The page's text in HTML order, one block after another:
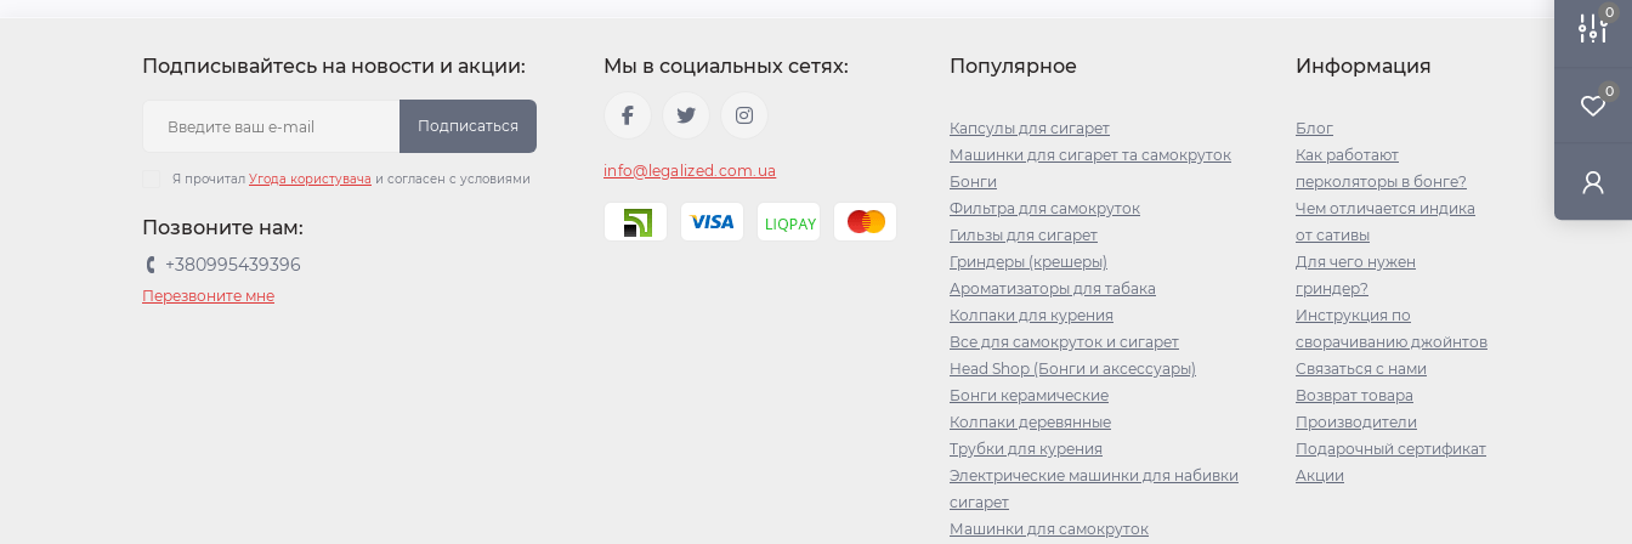
0
0
Подписывайтесь на новости и акции:
Подписаться
Я прочитал Угода користувача и согласен с условиями
Позвоните нам:
+380995439396
Перезвоните мне
Мы в социальных сетях:
info@legalized.com.ua
Популярное
Капсулы для сигарет
Машинки для сигарет та самокруток
Бонги
Фильтра для самокруток
Гильзы для сигарет
Гриндеры (крешеры)
Ароматизаторы для табака
Колпаки для курения
Все для самокруток и сигарет
Head Shop (Бонги и аксессуары)
Бонги керамические
Колпаки деревянные
Трубки для курения
Электрические машинки для набивки
сигарет
Машинки для самокруток
Информация
Блог
Как работают
перколяторы в бонге?
Чем отличается индика
от сативы
Для чего нужен
гриндер?
Инструкция по
сворачиванию джойнтов
Связаться с нами
Возврат товара
Производители
Подарочный сертификат
Акции